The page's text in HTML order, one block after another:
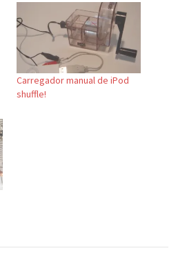
Carregador manual de iPod
shuffle!